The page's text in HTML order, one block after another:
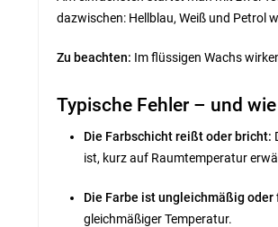
dazwischen: Hellblau, Weiß und Petrol
Zu beachten: Im flüssigen Wachs
Typische Fehler – und
Die Farbschicht reißt oder bricht:
ist, kurz auf Raumtemperatur
Die Farbe ist ungleichmäßig oder
gleichmäßiger Temperatur.